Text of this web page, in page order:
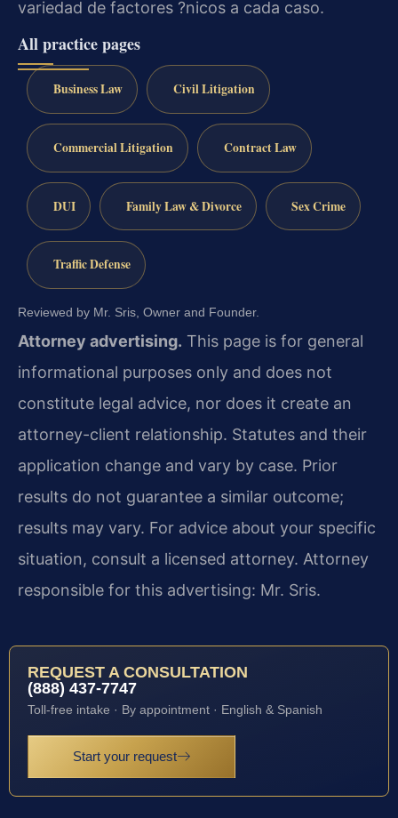
variedad de factores ?nicos a cada caso.
All practice pages
Business Law Civil Litigation
Commercial Litigation Contract Law
DUI Family Law & Divorce Sex Crime
Traffic Defense
Reviewed by Mr. Sris, Owner and Founder.
Attorney advertising. This page is for general
informational purposes only and does not
constitute legal advice, nor does it create an
attorney-client relationship. Statutes and their
application change and vary by case. Prior
results do not guarantee a similar outcome;
results may vary. For advice about your specific
situation, consult a licensed attorney. Attorney
responsible for this advertising: Mr. Sris.
REQUEST A CONSULTATION
(888) 437-7747
Toll-free intake · By appointment · English & Spanish
Start your request